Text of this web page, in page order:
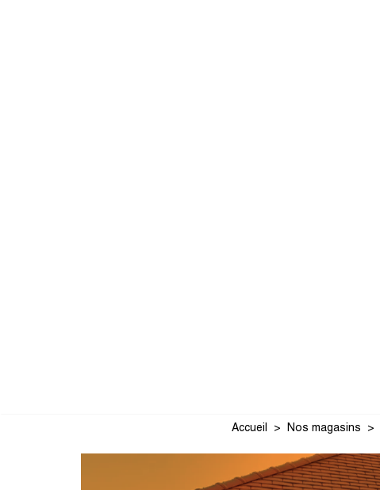
Accueil Nos magasins